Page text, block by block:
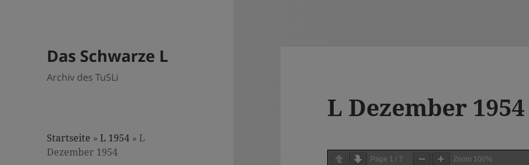
Das Schwarze L
Archiv des TuSLi
Startseite »L 1954 » L
Dezember 1954
L Dezember 1954
Page 1 / 7 Zoom 100%